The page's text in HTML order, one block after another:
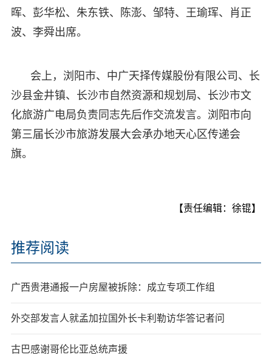
晖、彭华松、朱东铁、陈澎、邹特、王瑜珲、肖正
波、李舜出席。
会上，浏阳市、中广天择传媒股份有限公司、长
沙县金井镇、长沙市自然资源和规划局、长沙市文
化旅游广电局负责同志先后作交流发言。浏阳市向
第三届长沙市旅游发展大会承办地天心区传递会
旗。
【责任编辑：徐锟】
推荐阅读
广西贵港通报一户房屋被拆除：成立专项工作组
外交部发言人就孟加拉国外长卡利勒访华答记者问
古巴感谢哥伦比亚总统声援